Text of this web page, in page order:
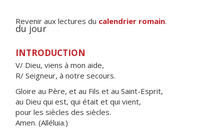
Revenir aux lectures du calendrier romain.
du jour
INTRODUCTION
V/ Dieu, viens à mon aide,
R/ Seigneur, à notre secours.
Gloire au Père, et au Fils et au Saint-Esprit,
au Dieu qui est, qui était et qui vient,
pour les siècles des siècles.
Amen. (Alléluia.)